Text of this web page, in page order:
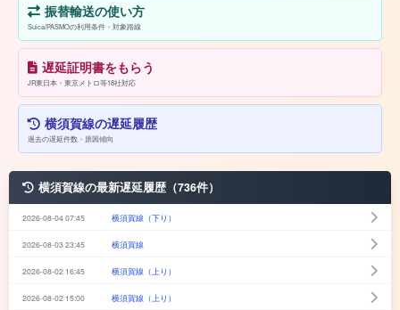
振替輸送の使い方
Suica/PASMOの利用条件・対象路線
遅延証明書をもらう
JR東日本・東京メトロ等18社対応
横須賀線の遅延履歴
過去の遅延件数・原因傾向
横須賀線の最新遅延履歴（736件）
2026-08-04 07:45 横須賀線（下り）
2026-08-03 23:45 横須賀線
2026-08-02 16:45 横須賀線（上り）
2026-08-02 15:00 横須賀線（上り）